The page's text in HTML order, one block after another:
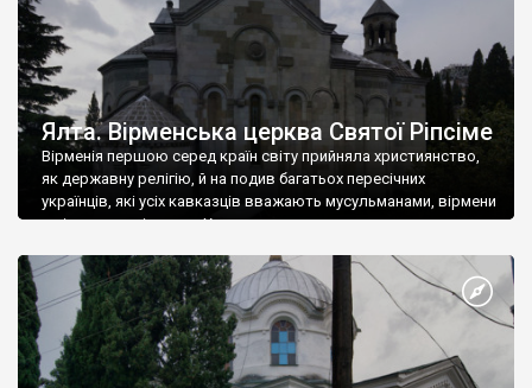
Ялта. Вірменська церква Святої Ріпсіме
Вірменія першою серед країн світу прийняла християнство,
як державну релігію, й на подив багатьох пересічних
українців, які усіх кавказців вважають мусульманами, вірмени
є відданими вірянами Христа